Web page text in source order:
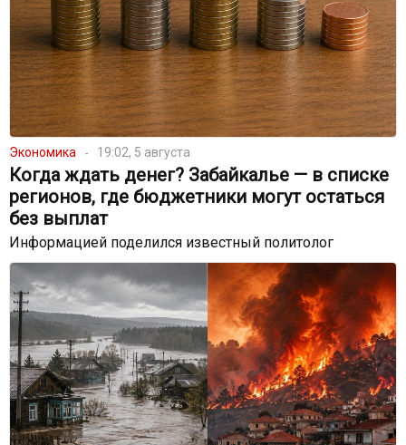
Экономика 19:02, 5 августа
Когда ждать денег? Забайкалье — в списке
регионов, где бюджетники могут остаться
без выплат
Информацией поделился известный политолог